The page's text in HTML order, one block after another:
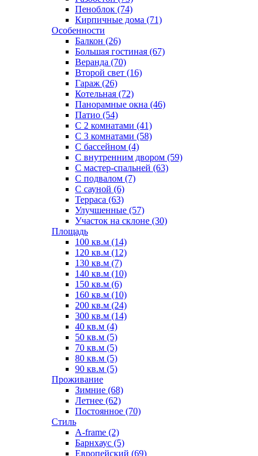
Пеноблок (74)
Кирпичные дома (71)
Особенности
Балкон (26)
Большая гостиная (67)
Веранда (70)
Второй свет (16)
Гараж (26)
Котельная (72)
Панорамные окна (46)
Патио (54)
С 2 комнатами (41)
С 3 комнатами (58)
С бассейном (4)
С внутренним двором (59)
С мастер-спальней (63)
С подвалом (7)
С сауной (6)
Терраса (63)
Улучшенные (57)
Участок на склоне (30)
Площадь
100 кв.м (14)
120 кв.м (12)
130 кв.м (7)
140 кв.м (10)
150 кв.м (6)
160 кв.м (10)
200 кв.м (24)
300 кв.м (14)
40 кв.м (4)
50 кв.м (5)
70 кв.м (5)
80 кв.м (5)
90 кв.м (5)
Проживание
Зимние (68)
Летнее (62)
Постоянное (70)
Стиль
A-frame (2)
Барнхаус (5)
Европейский (69)